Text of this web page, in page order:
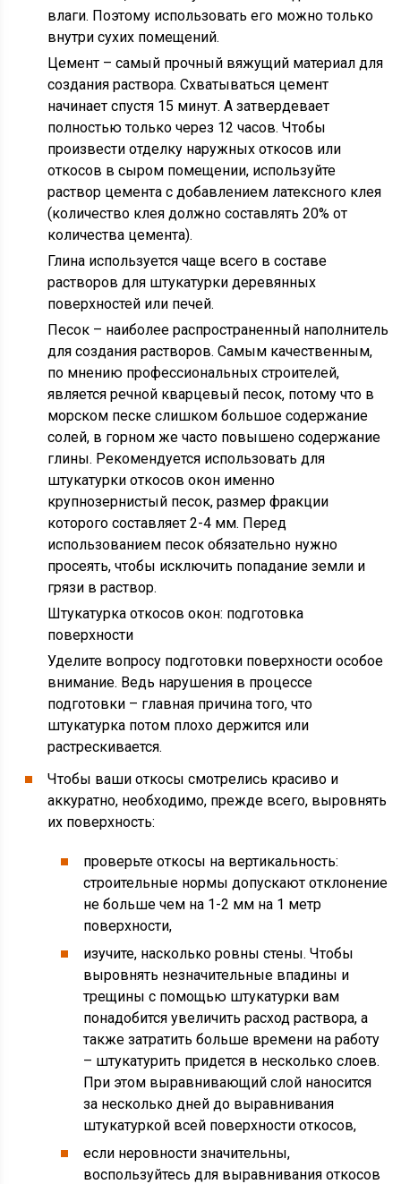
влаги. Поэтому использовать его можно только
внутри сухих помещений.
Цемент – самый прочный вяжущий материал для
создания раствора. Схватываться цемент
начинает спустя 15 минут. А затвердевает
полностью только через 12 часов. Чтобы
произвести отделку наружных откосов или
откосов в сыром помещении, используйте
раствор цемента с добавлением латексного клея
(количество клея должно составлять 20% от
количества цемента).
Глина используется чаще всего в составе
растворов для штукатурки деревянных
поверхностей или печей.
Песок – наиболее распространенный наполнитель
для создания растворов. Самым качественным,
по мнению профессиональных строителей,
является речной кварцевый песок, потому что в
морском песке слишком большое содержание
солей, в горном же часто повышено содержание
глины. Рекомендуется использовать для
штукатурки откосов окон именно
крупнозернистый песок, размер фракции
которого составляет 2-4 мм. Перед
использованием песок обязательно нужно
просеять, чтобы исключить попадание земли и
грязи в раствор.
Штукатурка откосов окон: подготовка
поверхности
Уделите вопросу подготовки поверхности особое
внимание. Ведь нарушения в процессе
подготовки – главная причина того, что
штукатурка потом плохо держится или
растрескивается.
Чтобы ваши откосы смотрелись красиво и
аккуратно, необходимо, прежде всего, выровнять
их поверхность:
проверьте откосы на вертикальность:
строительные нормы допускают отклонение
не больше чем на 1-2 мм на 1 метр
поверхности,
изучите, насколько ровны стены. Чтобы
выровнять незначительные впадины и
трещины с помощью штукатурки вам
понадобится увеличить расход раствора, а
также затратить больше времени на работу
– штукатурить придется в несколько слоев.
При этом выравнивающий слой наносится
за несколько дней до выравнивания
штукатуркой всей поверхности откосов,
если неровности значительны,
воспользуйтесь для выравнивания откосов